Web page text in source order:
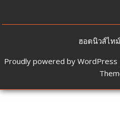
ฮอตนิวส์ไท
Proudly powered by WordPress